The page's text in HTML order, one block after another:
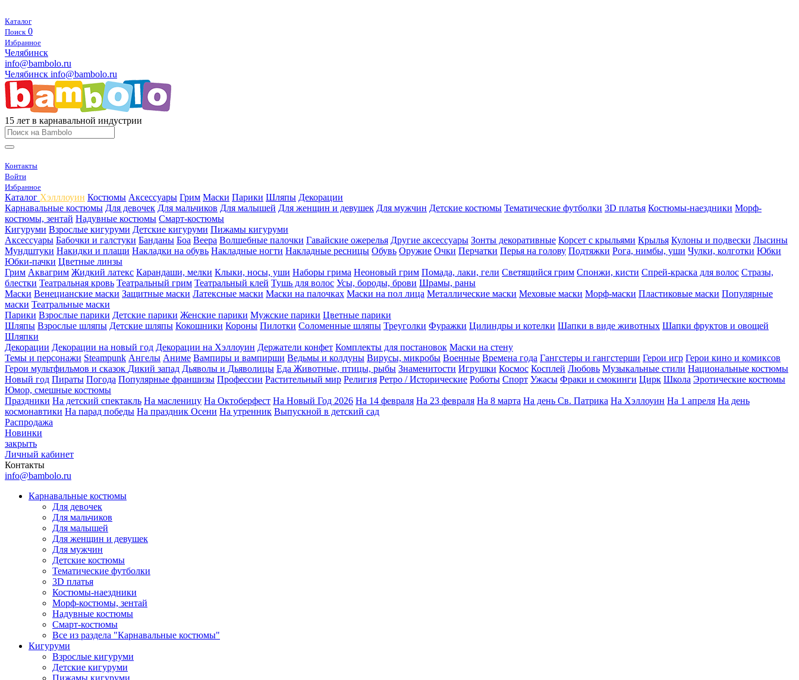
Каталог
Поиск 0
Избранное
Челябинск
info@bambolo.ru
Челябинск info@bambolo.ru
15 лет в карнавальной индустрии
Контакты
Войти
Избранное
Каталог Хэлллоуин Костюмы Аксессуары Грим Маски Парики Шляпы Декорации
Карнавальные костюмы Для девочек Для мальчиков Для малышей Для женщин и девушек Для мужчин Детские костюмы Тематические футболки 3D платья Костюмы-наездники Морф-
костюмы, зентай Надувные костюмы Смарт-костюмы
Кигуруми Взрослые кигуруми Детские кигуруми Пижамы кигуруми
Аксессуары Бабочки и галстуки Банданы Боа Веера Волшебные палочки Гавайские ожерелья Другие аксессуары Зонты декоративные Корсет с крыльями Крылья Кулоны и подвески Лысины
Мундштуки Накидки и плащи Накладки на обувь Накладные ногти Накладные ресницы Обувь Оружие Очки Перчатки Перья на голову Подтяжки Рога, нимбы, уши Чулки, колготки Юбки
Юбки-пачки Цветные линзы
Грим Аквагрим Жидкий латекс Карандаши, мелки Клыки, носы, уши Наборы грима Неоновый грим Помада, лаки, гели Светящийся грим Спонжи, кисти Спрей-краска для волос Стразы,
блестки Театральная кровь Театральный грим Театральный клей Тушь для волос Усы, бороды, брови Шрамы, раны
Маски Венецианские маски Защитные маски Латексные маски Маски на палочках Маски на пол лица Металлические маски Меховые маски Морф-маски Пластиковые маски Популярные
маски Театральные маски
Парики Взрослые парики Детские парики Женские парики Мужские парики Цветные парики
Шляпы Взрослые шляпы Детские шляпы Кокошники Короны Пилотки Соломенные шляпы Треуголки Фуражки Цилиндры и котелки Шапки в виде животных Шапки фруктов и овощей
Шляпки
Декорации Декорации на новый год Декорации на Хэллоуин Держатели конфет Комплекты для постановок Маски на стену
Темы и персонажи Steampunk Ангелы Аниме Вампиры и вампирши Ведьмы и колдуны Вирусы, микробы Военные Времена года Гангстеры и гангстерши Герои игр Герои кино и комиксов
Герои мультфильмов и сказок Дикий запад Дьяволы и Дьяволицы Еда Животные, птицы, рыбы Знаменитости Игрушки Космос Косплей Любовь Музыкальные стили Национальные костюмы
Новый год Пираты Погода Популярные франшизы Профессии Растительный мир Религия Ретро / Исторические Роботы Спорт Ужасы Фраки и смокинги Цирк Школа Эротические костюмы
Юмор, смешные костюмы
Праздники На детский спектакль На масленицу На Октоберфест На Новый Год 2026 На 14 февраля На 23 февраля На 8 марта На день Св. Патрика На Хэллоуин На 1 апреля На день
космонавтики На парад победы На праздник Осени На утренник Выпускной в детский сад
Распродажа
Новинки
закрыть
Личный кабинет
Контакты
info@bambolo.ru
Карнавальные костюмы
Для девочек
Для мальчиков
Для малышей
Для женщин и девушек
Для мужчин
Детские костюмы
Тематические футболки
3D платья
Костюмы-наездники
Морф-костюмы, зентай
Надувные костюмы
Смарт-костюмы
Все из раздела "Карнавальные костюмы"
Кигуруми
Взрослые кигуруми
Детские кигуруми
Пижамы кигуруми